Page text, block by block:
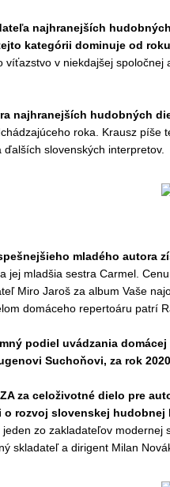
najhranejších
kategórii dominuje od
víťazstvo v niekdajšej
najhranejších hudobných
roka. Krausz píše
ďalších slovenských interpretov.
mladého autora
jej mladšia sestra Carmel.
Miro Jaroš za album Vaše
domáceho repertoáru patrí
podiel uvádzania
Suchoňovi, za rok
za celoživotné dielo pre
o rozvoj slovenskej hudobnej
, jeden zo zakladateľov
skladateľ a dirigent Milan